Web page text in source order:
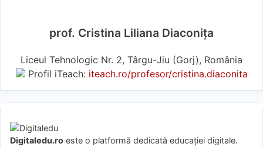
prof. Cristina Liliana Diaconița
Liceul Tehnologic Nr. 2, Târgu-Jiu (Gorj), România
Profil iTeach: iteach.ro/profesor/cristina.diaconita
Digitaledu.ro este o platformă dedicată educației digitale.